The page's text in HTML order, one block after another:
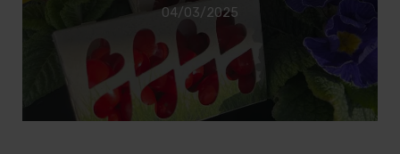
04/03/2025